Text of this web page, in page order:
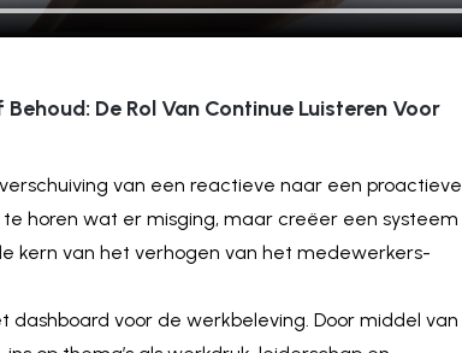
De Rol Van Continue Luisteren Voor
van een reactieve naar een proactieve
horen wat er misging, maar creëer een systeem
kern van het verhogen van het medewerkers-
dashboard voor de werkbeleving. Door middel van